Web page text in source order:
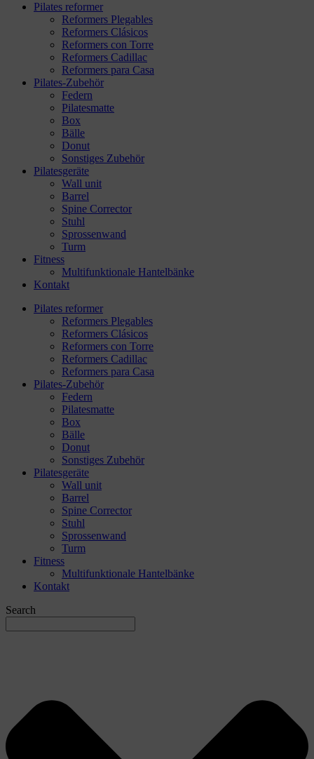
Pilates reformer
Reformers Plegables
Reformers Clásicos
Reformers con Torre
Reformers Cadillac
Reformers para Casa
Pilates-Zubehör
Federn
Pilatesmatte
Box
Bälle
Donut
Sonstiges Zubehör
Pilatesgeräte
Wall unit
Barrel
Spine Corrector
Stuhl
Sprossenwand
Turm
Fitness
Multifunktionale Hantelbänke
Kontakt
Pilates reformer
Reformers Plegables
Reformers Clásicos
Reformers con Torre
Reformers Cadillac
Reformers para Casa
Pilates-Zubehör
Federn
Pilatesmatte
Box
Bälle
Donut
Sonstiges Zubehör
Pilatesgeräte
Wall unit
Barrel
Spine Corrector
Stuhl
Sprossenwand
Turm
Fitness
Multifunktionale Hantelbänke
Kontakt
Search